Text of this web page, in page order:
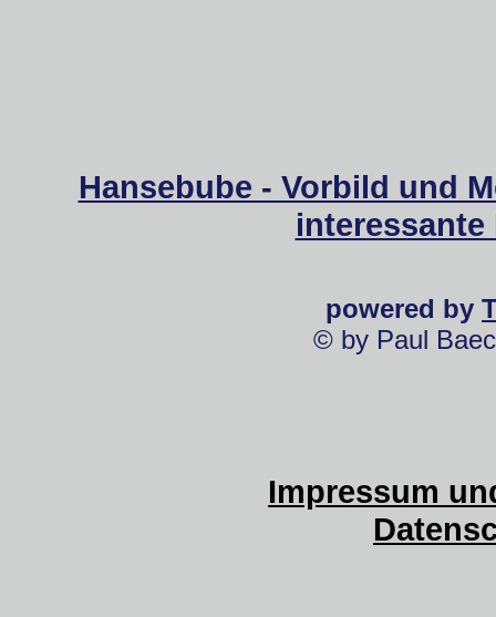
Hansebube - Vorbild und
powered by
© by Paul
Impressum